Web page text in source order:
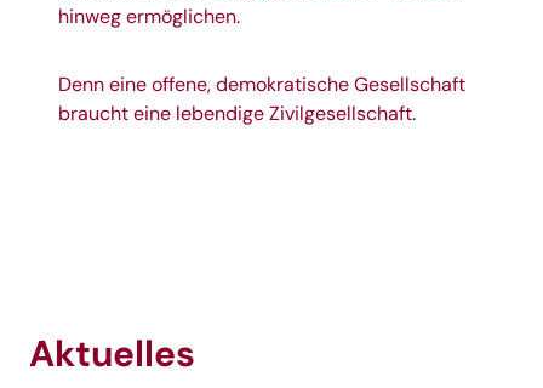
hinweg ermöglichen.
Denn eine offene, demokratische Gesellschaft
braucht eine lebendige Zivilgesellschaft.
Aktuelles